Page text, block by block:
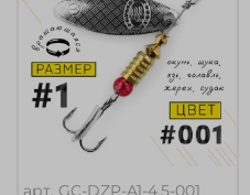
арт. GC-DZP-A1-4.5-001